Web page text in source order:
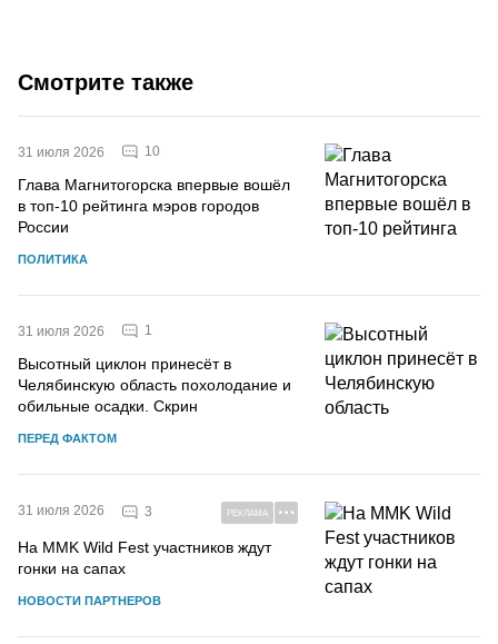
Смотрите также
31 июля 2026 10
Глава Магнитогорска впервые вошёл
в топ-10 рейтинга мэров городов
России
ПОЛИТИКА
31 июля 2026 1
Высотный циклон принесёт в
Челябинскую область похолодание и
обильные осадки. Скрин
ПЕРЕД ФАКТОМ
31 июля 2026 3 РЕКЛАМА
На MMK Wild Fest участников ждут
гонки на сапах
НОВОСТИ ПАРТНЕРОВ